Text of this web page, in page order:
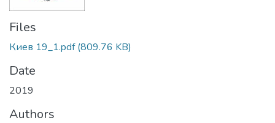
Files
Киев 19_1.pdf(809.76 KB)
Date
2019
Authors